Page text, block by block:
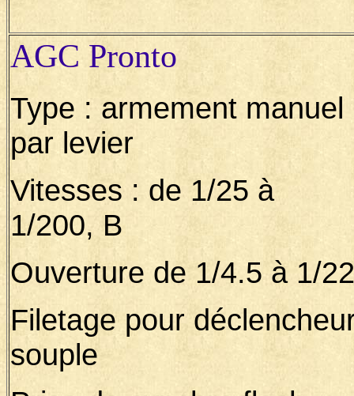
AGC Pronto
Type : armement manuel
par levier
Vitesses : de 1/25 à
1/200, B
Ouverture de 1/4.5 à 1/22
Filetage pour
souple